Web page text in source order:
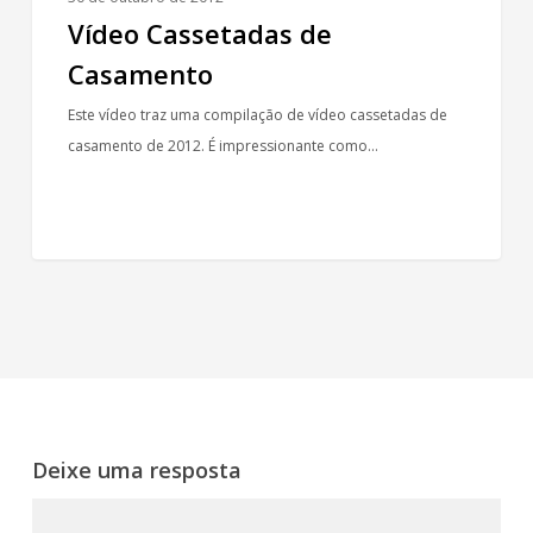
Vídeo Cassetadas de
Casamento
Este vídeo traz uma compilação de vídeo cassetadas de
casamento de 2012. É impressionante como…
Deixe uma resposta